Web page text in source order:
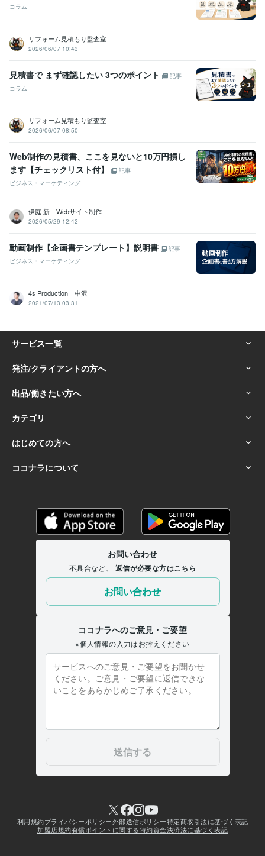
コラム
リフォーム見積もり監査室
2026/06/07 10:43
見積書で まず確認したい 3つのポイント
記事
コラム
リフォーム見積もり監査室
2026/06/07 08:50
Web制作の見積書、ここを見ないと10万円損し
ます【チェックリスト付】
記事
ビジネス・マーケティング
伊庭 新｜Webサイト制作
2026/05/29 12:42
動画制作【企画書テンプレート】説明書
記事
ビジネス・マーケティング
4s Production 中沢
2021/07/13 03:31